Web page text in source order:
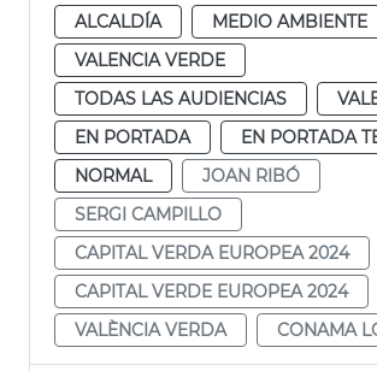
ALCALDÍA
MEDIO AMBIENTE
VALENCIA VERDE
TODAS LAS AUDIENCIAS
EN PORTADA
EN PORTADA
NORMAL
JOAN RIBÓ
SERGI CAMPILLO
CAPITAL VERDA EUROPEA 2024
CAPITAL VERDE EUROPEA 2024
VALÈNCIA VERDA
CONAMA